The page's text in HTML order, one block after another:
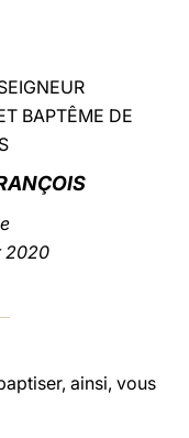
中文
BAPTÊME DE
2020
ainsi, vous